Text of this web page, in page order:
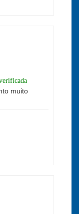
muito